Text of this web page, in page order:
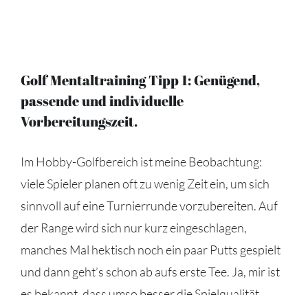
Golf Mentaltraining Tipp 1: Genügend,
passende und individuelle
Vorbereitungszeit.
Im Hobby-Golfbereich ist meine Beobachtung:
viele Spieler planen oft zu wenig Zeit ein, um sich
sinnvoll auf eine Turnierrunde vorzubereiten. Auf
der Range wird sich nur kurz eingeschlagen,
manches Mal hektisch noch ein paar Putts gespielt
und dann geht’s schon ab aufs erste Tee. Ja, mir ist